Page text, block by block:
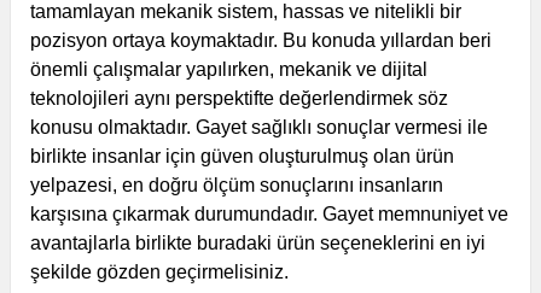
tamamlayan mekanik sistem, hassas ve nitelikli bir
pozisyon ortaya koymaktadır. Bu konuda yıllardan beri
önemli çalışmalar yapılırken, mekanik ve dijital
teknolojileri aynı perspektifte değerlendirmek söz
konusu olmaktadır. Gayet sağlıklı sonuçlar vermesi ile
birlikte insanlar için güven oluşturulmuş olan ürün
yelpazesi, en doğru ölçüm sonuçlarını insanların
karşısına çıkarmak durumundadır. Gayet memnuniyet ve
avantajlarla birlikte buradaki ürün seçeneklerini en iyi
şekilde gözden geçirmelisiniz.